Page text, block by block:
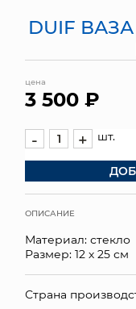
DUIF
цена
3 500 ₽
- + шт.
ОПИСАНИЕ
Материал: стекло
Размер: 12 х 25 см
Страна